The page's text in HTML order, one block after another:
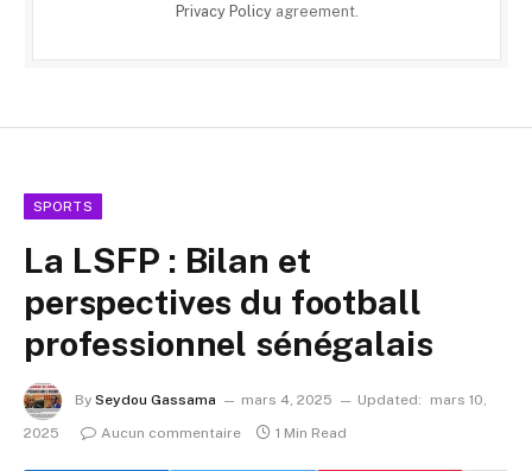
Privacy Policyagreement.
SPORTS
La LSFP : Bilan et
perspectives du football
professionnel sénégalais
By Seydou Gassama mars 4, 2025 Updated:
mars 10,
2025
Aucun commentaire 1 Min Read